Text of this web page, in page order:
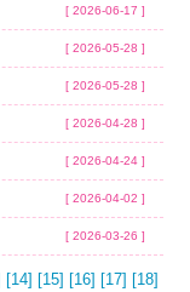
[ 2026-06-17 ]
[ 2026-05-28 ]
[ 2026-05-28 ]
[ 2026-04-28 ]
[ 2026-04-24 ]
[ 2026-04-02 ]
[ 2026-03-26 ]
[14] [15] [16] [17] [18]